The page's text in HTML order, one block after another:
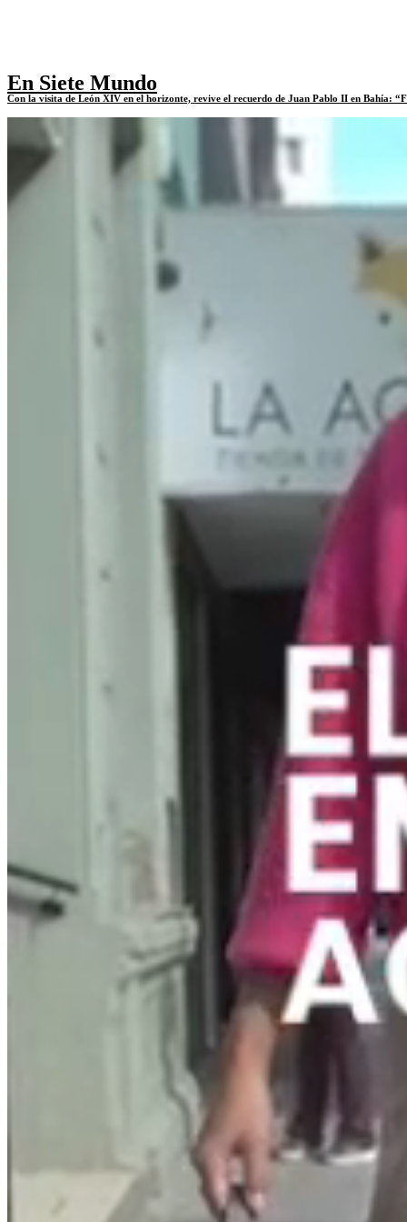
En Siete Mundo
Con la visita de León XIV en el horizonte, revive el recuerdo de Juan Pablo II en Bahía: